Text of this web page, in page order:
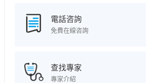
電話咨詢
免費在線咨詢
查找專家
專家介紹